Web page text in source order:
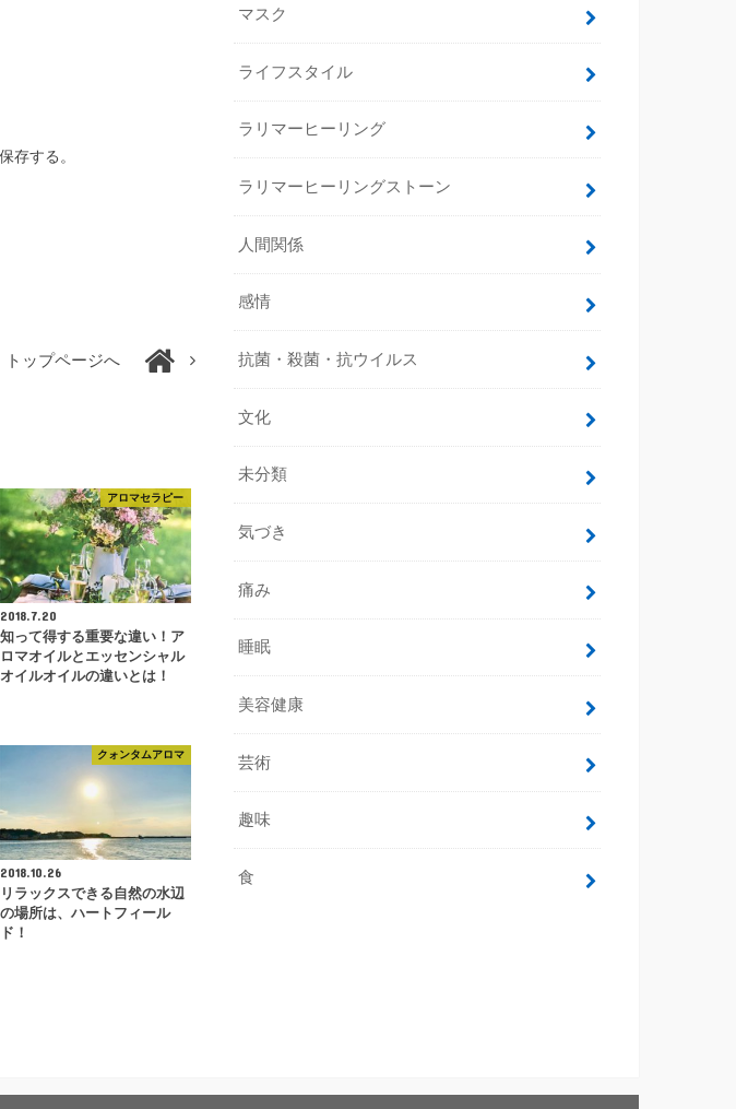
存する。
トップページへ
アロマセラピー
2018.7.20
知って得する重要な違い！ア
ロマオイルとエッセンシャル
オイルオイルの違いとは！
クォンタムアロマ
2018.10.26
リラックスできる自然の水辺
の場所は、ハートフィール
ド！
マスク
ライフスタイル
ラリマーヒーリング
ラリマーヒーリングストーン
人間関係
感情
抗菌・殺菌・抗ウイルス
文化
未分類
気づき
痛み
睡眠
美容健康
芸術
趣味
食